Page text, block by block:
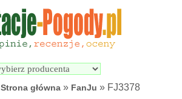
Wyszukiwarka
pogodowych
Strona główna» FanJu » FJ3378